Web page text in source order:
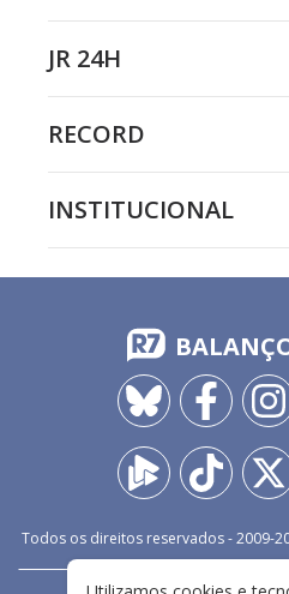
JR 24H
RECORD
INSTITUCIONAL
Todos os direitos reservados - 2009-